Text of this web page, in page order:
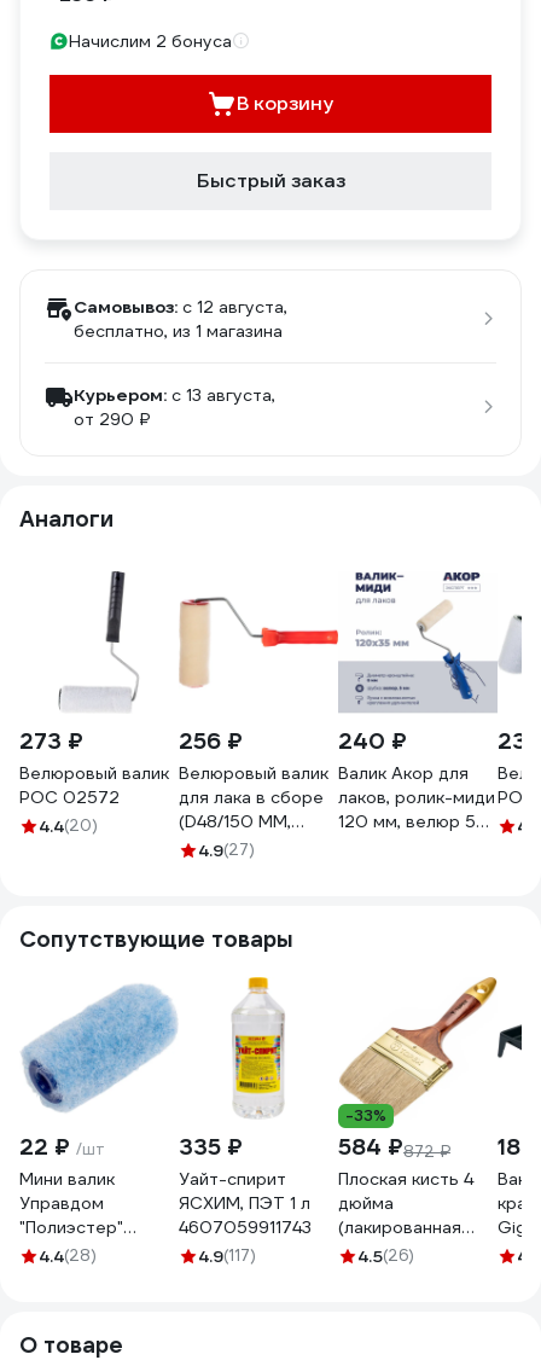
Начислим 2 бонуса
В корзину
Быстрый заказ
Самовывоз: c 12 августа,
бесплатно, из 1 магазина
Курьером: c 13 августа,
от 290 ₽
Аналоги
273 ₽
Велюровый валик
РОС 02572
4.4(20)
256 ₽
Велюровый валик
для лака в сборе
(D48/150 ММ,
ВОРС 4 ММ,
4.9(27)
240 ₽
Валик Акор для
лаков, ролик-миди
120 мм, велюр 5
РОС
4.4
Сопутствующие товары
22 ₽ /шт
Мини валик
Управдом
"Полиэстер"
UNIVERSAL 55x15
4.4(28)
335 ₽
Уайт-спирит
ЯСХИМ, ПЭТ 1 л
4607059911743
4.9(117)
-33%
584 ₽872 ₽
Плоская кисть 4
дюйма
(лакированная
деревянная ручка,
4.5(26)
4.6
О товаре